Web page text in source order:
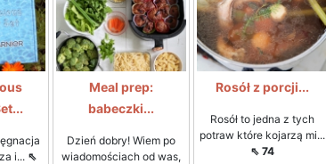
i... ⇖
Meal prep:
babeczki...
Dzień dobry! Wiem po
wiadomościach od was,
Rosół z porcji...
Rosół to jedna z tych
potraw które kojarzą mi...
⇖ 74